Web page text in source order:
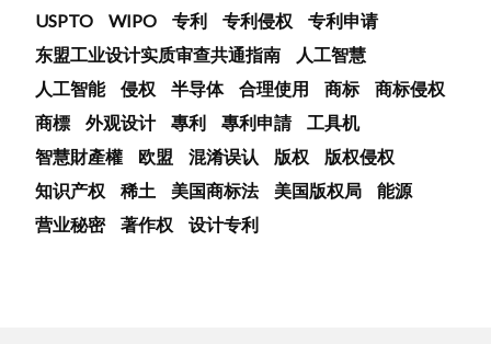
USPTO
WIPO 专利 专利侵权
专利申请
东盟工业设计实质审查共通指南
人工智慧
人工智能
侵权 半导体 合理使用 商标
商标侵权
商標
外观设计 專利 專利申請
工具机
智慧財產權
欧盟 混淆误认 版权
版权侵权
知识产权
稀土 美国商标法 美国版权局
能源
营业秘密
著作权 设计专利